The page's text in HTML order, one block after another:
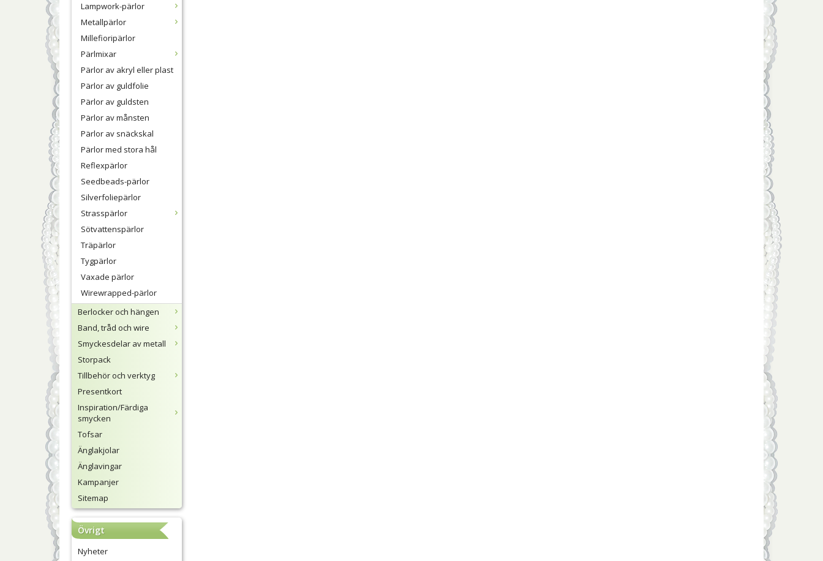
Lampwork-pärlor
Metallpärlor
Millefioripärlor
Pärlmixar
Pärlor av akryl eller plast
Pärlor av guldfolie
Pärlor av guldsten
Pärlor av månsten
Pärlor av snäckskal
Pärlor med stora hål
Reflexpärlor
Seedbeads-pärlor
Silverfoliepärlor
Strasspärlor
Sötvattenspärlor
Träpärlor
Tygpärlor
Vaxade pärlor
Wirewrapped-pärlor
Berlocker och hängen
Band, tråd och wire
Smyckesdelar av metall
Storpack
Tillbehör och verktyg
Presentkort
Inspiration/Färdiga
smycken
Tofsar
Änglakjolar
Änglavingar
Kampanjer
Sitemap
Övrigt
Nyheter